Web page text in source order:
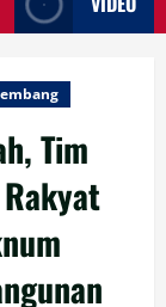
Tim